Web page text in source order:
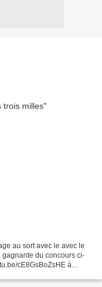
au sort avec le avec le
gagnante du concours ci-
cE8GsBoZsHE à